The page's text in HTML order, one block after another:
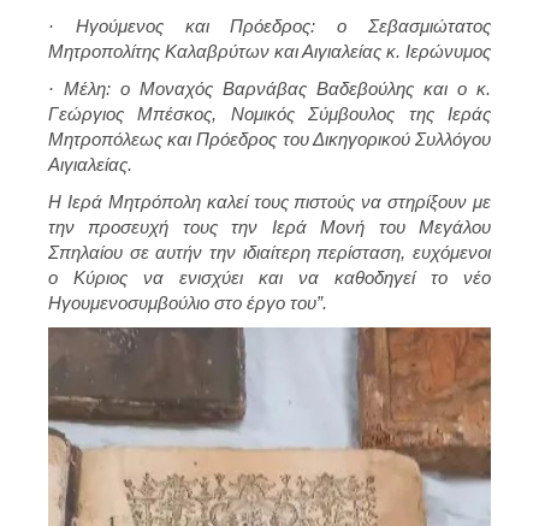
· Ηγούμενος και Πρόεδρος: ο Σεβασμιώτατος
Μητροπολίτης Καλαβρύτων και Αιγιαλείας κ. Ιερώνυμος
· Μέλη: ο Μοναχός Βαρνάβας Βαδεβούλης και ο κ.
Γεώργιος Μπέσκος, Νομικός Σύμβουλος της Ιεράς
Μητροπόλεως και Πρόεδρος του Δικηγορικού Συλλόγου
Αιγιαλείας.
Η Ιερά Μητρόπολη καλεί τους πιστούς να στηρίξουν με
την προσευχή τους την Ιερά Μονή του Μεγάλου
Σπηλαίου σε αυτήν την ιδιαίτερη περίσταση, ευχόμενοι
ο Κύριος να ενισχύει και να καθοδηγεί το νέο
Ηγουμενοσυμβούλιο στο έργο του”.